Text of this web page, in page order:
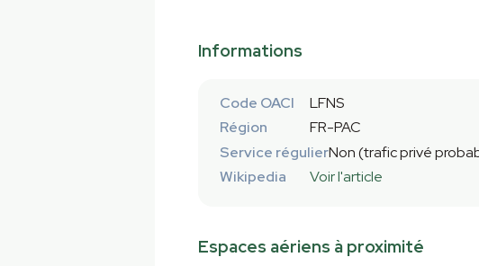
Informations
Code OACI
LFNS
Région
FR-PAC
Service régulierNon (trafic privé
Wikipedia
Voir l'article
Espaces aériens à proximité